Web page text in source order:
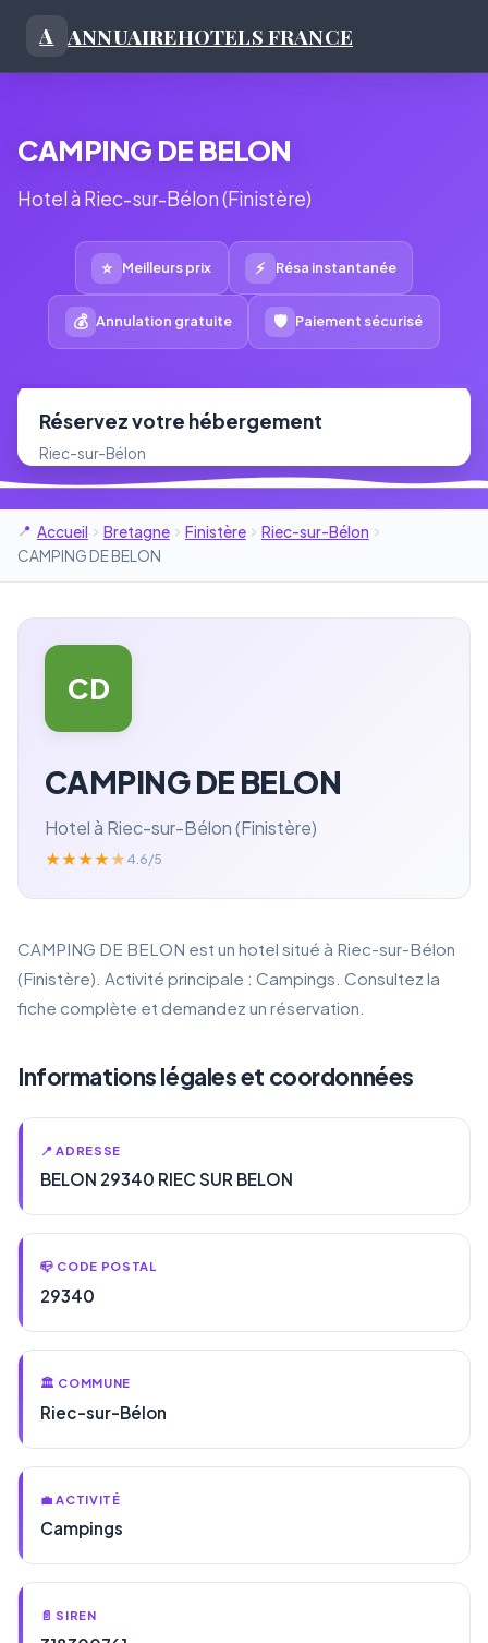
A ANNUAIREHOTELS FRANCE
CAMPING DE BELON
Hotel à Riec-sur-Bélon (Finistère)
⭐ Meilleurs prix ⚡ Résa instantanée
💰 Annulation gratuite 🛡 Paiement sécurisé
Réservez votre hébergement
Riec-sur-Bélon
Accueil Bretagne Finistère
Riec-sur-Bélon
CAMPING DE BELON
CD
CAMPING DE BELON
Hotel à Riec-sur-Bélon (Finistère)
★★★★★ 4.6/5
CAMPING DE BELON est un hotel situé à Riec-sur-Bélon
(Finistère). Activité principale : Campings. Consultez la
fiche complète et demandez un réservation.
Informations légales et coordonnées
📍 ADRESSE
BELON 29340 RIEC SUR BELON
📪 CODE POSTAL
29340
🏛️ COMMUNE
Riec-sur-Bélon
💼 ACTIVITÉ
Campings
📄 SIREN